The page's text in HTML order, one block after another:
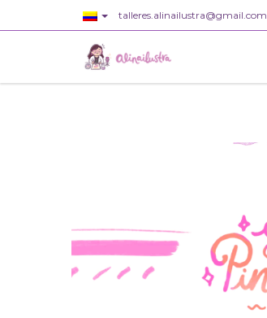
talleres.alinailustra@gmail.com